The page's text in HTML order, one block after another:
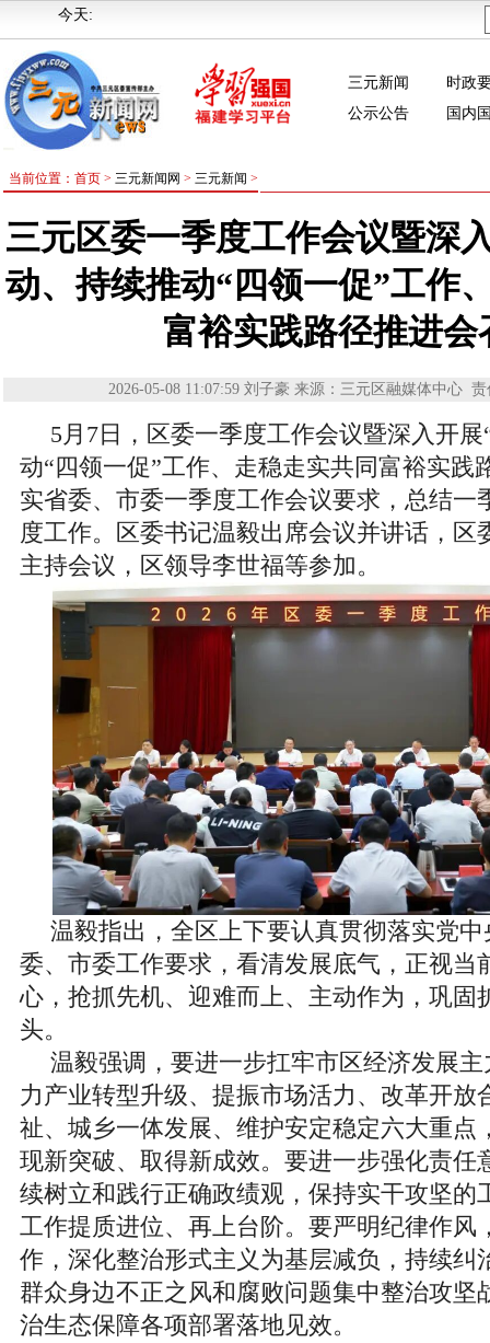
今天:
三元新闻
时政
公示公告
国内
当前位置：首页 > 三元新闻网 > 三元新闻 >
三元区委一季度工作会议暨深
动、持续推动“四领一促”工作
富裕实践路径推进会
2026-05-08 11:07:59 刘子豪 来源：三元区融媒体中心 责
5月7日，区委一季度工作会议暨深入开
动“四领一促”工作、走稳走实共同富裕实践
实省委、市委一季度工作会议要求，总结一
度工作。区委书记温毅出席会议并讲话，区
主持会议，区领导李世福等参加。
温毅指出，全区上下要认真贯彻落实党
委、市委工作要求，看清发展底气，正视当
心，抢抓先机、迎难而上、主动作为，巩固
头。
温毅强调，要进一步扛牢市区经济发展
力产业转型升级、提振市场活力、改革开放
祉、城乡一体发展、维护安定稳定六大重点
现新突破、取得新成效。要进一步强化责任
续树立和践行正确政绩观，保持实干攻坚的
工作提质进位、再上台阶。要严明纪律作风
作，深化整治形式主义为基层减负，持续纠
群众身边不正之风和腐败问题集中整治攻坚
治生态保障各项部署落地见效。